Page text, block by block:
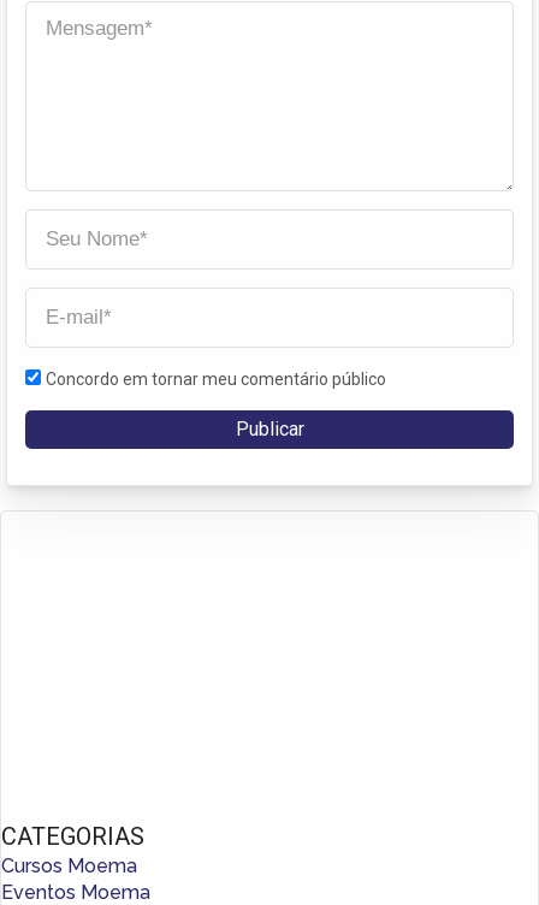
Concordo em tornar meu comentário público
CATEGORIAS
Cursos Moema
Eventos Moema